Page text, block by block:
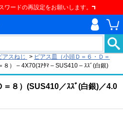
ードの再設定をお願いします。
アスねじ > ピアス皿（小頭Ｄ＝６・Ｄ＝
８） – 4X70(ｺｱﾀﾏ – SUS410 – ｽｽﾞ(白銀)
＝８）(SUS410／ｽｽﾞ(白銀)／4.0